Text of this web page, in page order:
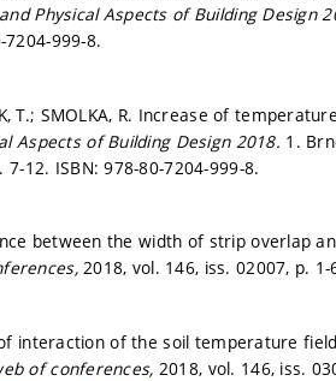
Physical Aspects of Building Design
7204-999-8.
T.; SMOLKA, R. Increase of
Aspects of Building Design 2018. 1.
7-12. ISBN: 978-80-7204-999-8.
between the width of strip overlap
2018, vol. 146, iss. 02007, p. 1-
of interaction of the soil temperature
of conferences, 2018, vol. 146, iss.